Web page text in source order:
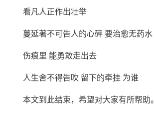
看凡人正作出壮举
蔓延著不可告人的心碎 要治愈无药水
伤痕里 能勇敢走出去
人生舍不得告吹 留下的牵挂 为谁
本文到此结束，希望对大家有所帮助。